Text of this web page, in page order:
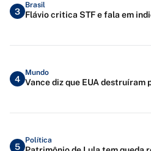
3
Brasil
Flávio critica STF e fala em
4
Mundo
Vance diz que EUA destruíram
5
Política